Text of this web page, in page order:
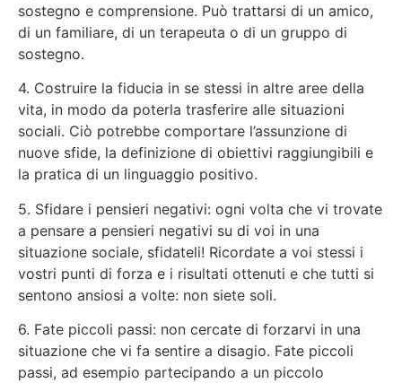
sostegno e comprensione. Può trattarsi di un amico,
di un familiare, di un terapeuta o di un gruppo di
sostegno.
4. Costruire la fiducia in se stessi in altre aree della
vita, in modo da poterla trasferire alle situazioni
sociali. Ciò potrebbe comportare l’assunzione di
nuove sfide, la definizione di obiettivi raggiungibili e
la pratica di un linguaggio positivo.
5. Sfidare i pensieri negativi: ogni volta che vi trovate
a pensare a pensieri negativi su di voi in una
situazione sociale, sfidateli! Ricordate a voi stessi i
vostri punti di forza e i risultati ottenuti e che tutti si
sentono ansiosi a volte: non siete soli.
6. Fate piccoli passi: non cercate di forzarvi in una
situazione che vi fa sentire a disagio. Fate piccoli
passi, ad esempio partecipando a un piccolo